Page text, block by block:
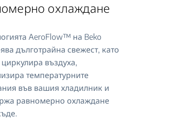
охлаждане
AeroFlow™ на Beko
дълготрайна свежест, като
въздуха,
температурните
във вашия хладилник и
равномерно охлаждане